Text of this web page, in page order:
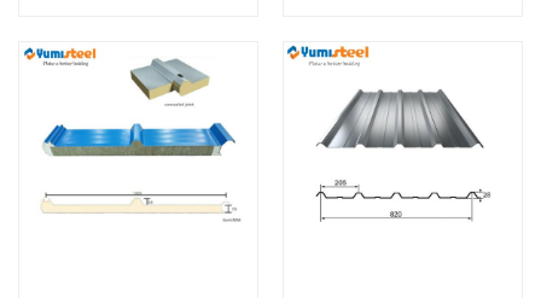
del color de las hojas de
acero en ambos lados
laterales y el lado de abajo.
MOQ:500 M2/Color &
panel, este tipo de tipo
panel con 4 costillas es
bueno en el drenaje.
MOQ:500 M2/Color &
Lee Mas